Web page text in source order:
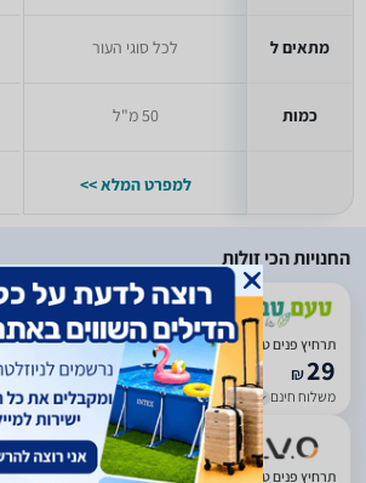
מתאים ל
כמות
לכל סוגי העור
50 מ"ל
למפרט המלא >>
החנויות הכי זולות
תרחיץ פנים טיפולי לעור בעייתי | דרמקסול | מכיל 150 גרם | ד"ר פישר | Dr. Fischer
₪29
משלוח חינם עד 3 ימי עסקים
תרחיץ פנים טיפולי לעור בעייתי | דרמקסול | מכיל 150 גרם |